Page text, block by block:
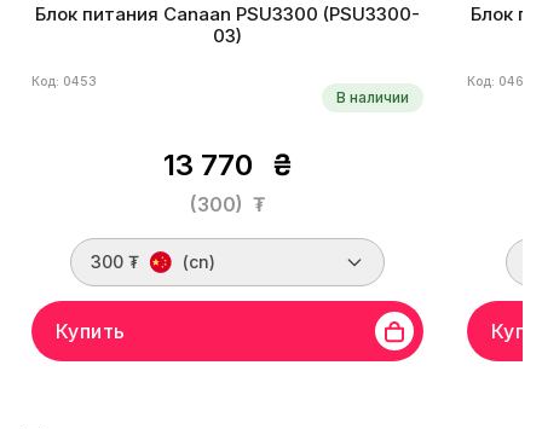
Блок питания Canaan PSU3300 (PSU3300-
03)
Код: 0453
В наличии
13 770 ₴
(300) ₮
300 ₮ (cn)
Купить
Блок
Код: 0467